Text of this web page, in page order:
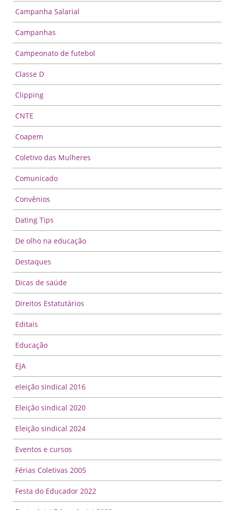
Campanha Salarial
Campanhas
Campeonato de futebol
Classe D
Clipping
CNTE
Coapem
Coletivo das Mulheres
Comunicado
Convênios
Dating Tips
De olho na educação
Destaques
Dicas de saúde
Direitos Estatutários
Editais
Educação
EJA
eleição sindical 2016
Eleição sindical 2020
Eleição sindical 2024
Eventos e cursos
Férias Coletivas 2005
Festa do Educador 2022